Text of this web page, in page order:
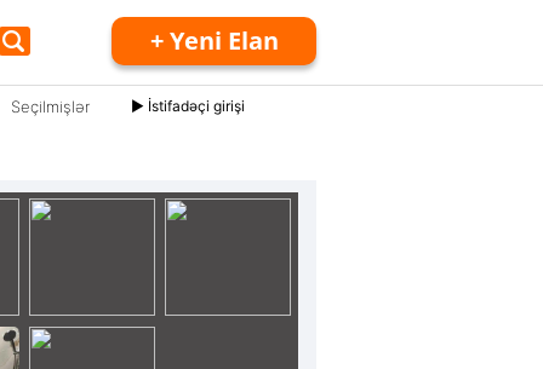
+ Yeni Elan
Seçilmişlər ► İstifadəçi girişi